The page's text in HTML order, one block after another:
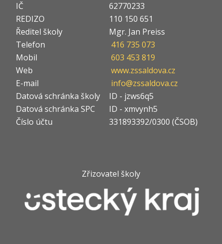
IČ
62770233
REDIZO
110 150 651
Ředitel školy
Mgr. Jan Preiss
Telefon
416 735 073
Mobil
603 453 819
Web
www.zssaldova.cz
E-mail
info@zssaldova.cz
Datová schránka školy
ID - jzws6q5
Datová schránka SPC
ID - xmvynh5
Číslo účtu
331893392/0300 (ČSOB)
Zřizovatel školy